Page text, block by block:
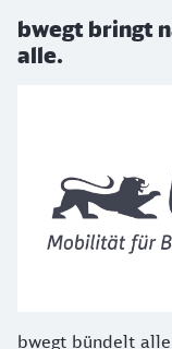
bwegt bringt
alle.
bwegt bündelt